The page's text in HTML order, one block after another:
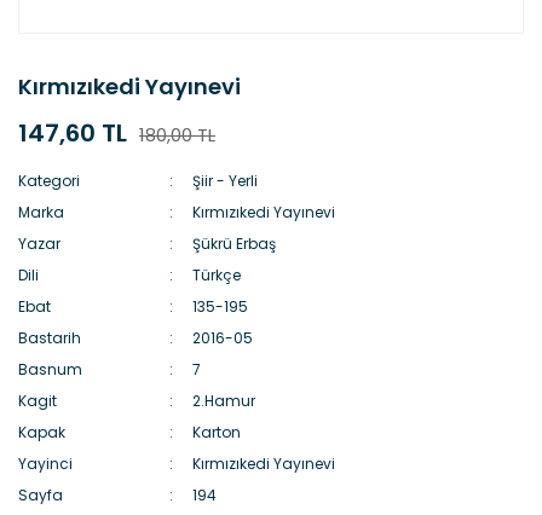
Kırmızıkedi Yayınevi
147,60 TL 180,00 TL
Kategori
Şiir - Yerli
Marka
Kırmızıkedi Yayınevi
Yazar
Şükrü Erbaş
Dili
Türkçe
Ebat
135-195
Bastarih
2016-05
Basnum
7
Kagit
2.Hamur
Kapak
Karton
Yayinci
Kırmızıkedi Yayınevi
Sayfa
194